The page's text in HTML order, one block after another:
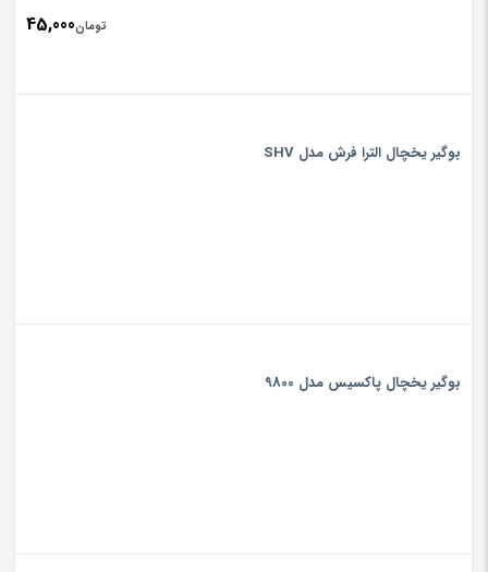
تومان45,000
بوگیر یخچال الترا فرش مدل SHV
بوگیر یخچال پاکسیس مدل 9800